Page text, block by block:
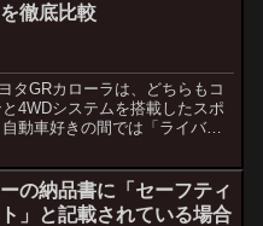
徹底比較
タGRカローラは、どちらもコ
4WDシステムを搭載したスポ
動車好きの間では「ライバル
の納品書に「セーフティ
」と記載されている場合